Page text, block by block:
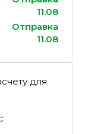
11.08
Отправка
11.08
для